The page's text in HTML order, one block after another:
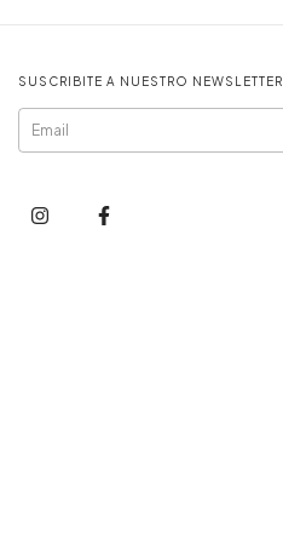
SUSCRIBITE A NUESTRO NEWSLETTER